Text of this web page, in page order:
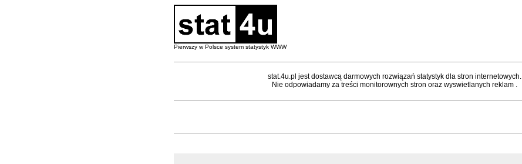
Pierwszy w Polsce system statystyk WWW
stat.4u.pl jest dostawcą darmowych rozwiązań statystyk dla stron internetowych.
Nie odpowiadamy za treści monitorownych stron oraz wyswietlanych reklam .